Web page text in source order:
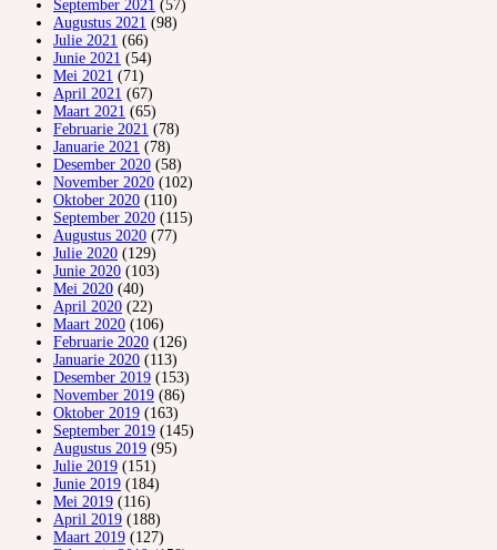
September 2021 (57)
Augustus 2021 (98)
Julie 2021 (66)
Junie 2021 (54)
Mei 2021 (71)
April 2021 (67)
Maart 2021 (65)
Februarie 2021 (78)
Januarie 2021 (78)
Desember 2020 (58)
November 2020 (102)
Oktober 2020 (110)
September 2020 (115)
Augustus 2020 (77)
Julie 2020 (129)
Junie 2020 (103)
Mei 2020 (40)
April 2020 (22)
Maart 2020 (106)
Februarie 2020 (126)
Januarie 2020 (113)
Desember 2019 (153)
November 2019 (86)
Oktober 2019 (163)
September 2019 (145)
Augustus 2019 (95)
Julie 2019 (151)
Junie 2019 (184)
Mei 2019 (116)
April 2019 (188)
Maart 2019 (127)